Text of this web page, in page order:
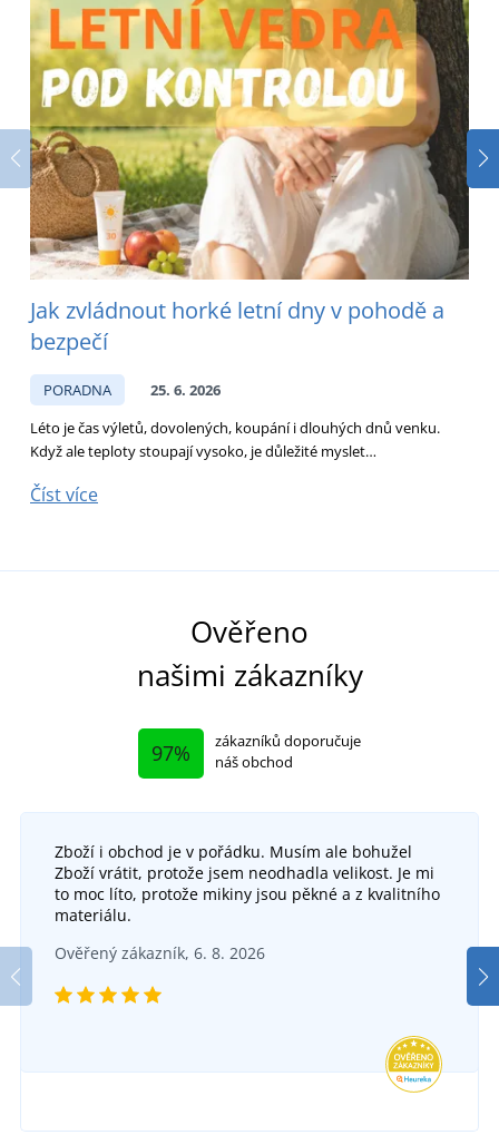
Jak zvládnout horké letní dny v pohodě a
bezpečí
PORADNA
25. 6. 2026
Léto je čas výletů, dovolených, koupání i dlouhých dnů venku.
Když ale teploty stoupají vysoko, je důležité myslet…
Číst více
Ověřeno
našimi zákazníky
97%
zákazníků doporučuje
náš obchod
Zboží i obchod je v pořádku. Musím ale bohužel
Zboží vrátit, protože jsem neodhadla velikost. Je mi
to moc líto, protože mikiny jsou pěkné a z kvalitního
materiálu.
Ověřený zákazník, 6. 8. 2026